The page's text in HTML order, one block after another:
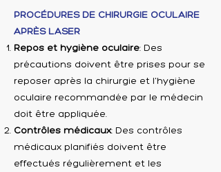
PROCÉDURES DE CHIRURGIE OCULAIRE
APRÈS LASER
Repos et hygiène oculaire: Des
précautions doivent être prises pour se
reposer après la chirurgie et l'hygiène
oculaire recommandée par le médecin
doit être appliquée.
Contrôles médicaux: Des contrôles
médicaux planifiés doivent être
effectués régulièrement et les